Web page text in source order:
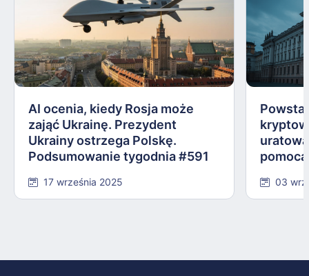
AI ocenia, kiedy Rosja może
zająć Ukrainę. Prezydent
Ukrainy ostrzega Polskę.
Podsumowanie tygodnia #591
17 września 2025 03